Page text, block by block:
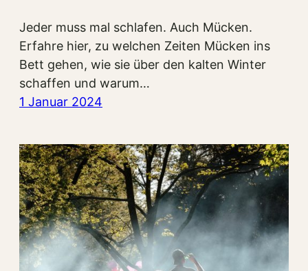
Jeder muss mal schlafen. Auch Mücken.
Erfahre hier, zu welchen Zeiten Mücken ins
Bett gehen, wie sie über den kalten Winter
schaffen und warum…
1 Januar 2024